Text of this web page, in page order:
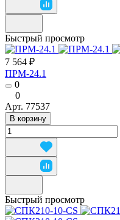
Быстрый просмотр
7 564 ₽
ПРМ-24.1
0
0
Арт. 77537
В корзину
Быстрый просмотр